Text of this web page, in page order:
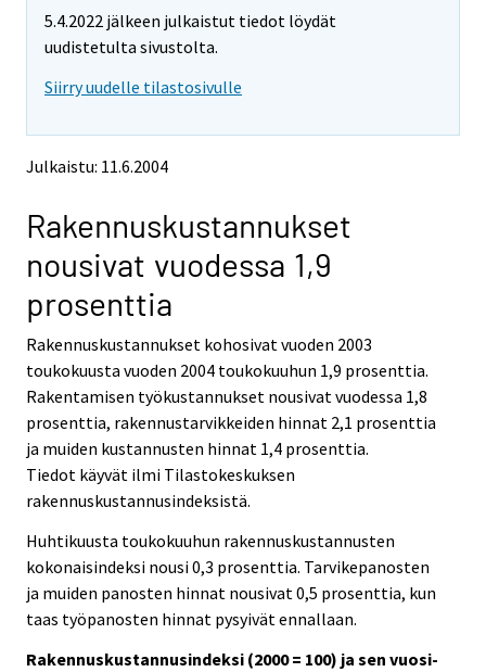
5.4.2022 jälkeen julkaistut tiedot löydät
uudistetulta sivustolta.
Siirry uudelle tilastosivulle
Julkaistu: 11.6.2004
Rakennuskustannukset
nousivat vuodessa 1,9
prosenttia
Rakennuskustannukset kohosivat vuoden 2003
toukokuusta vuoden 2004 toukokuuhun 1,9 prosenttia.
Rakentamisen työkustannukset nousivat vuodessa 1,8
prosenttia, rakennustarvikkeiden hinnat 2,1 prosenttia
ja muiden kustannusten hinnat 1,4 prosenttia.
Tiedot käyvät ilmi Tilastokeskuksen
rakennuskustannusindeksistä.
Huhtikuusta toukokuuhun rakennuskustannusten
kokonaisindeksi nousi 0,3 prosenttia. Tarvikepanosten
ja muiden panosten hinnat nousivat 0,5 prosenttia, kun
taas työpanosten hinnat pysyivät ennallaan.
Rakennuskustannusindeksi (2000 = 100) ja sen vuosi-